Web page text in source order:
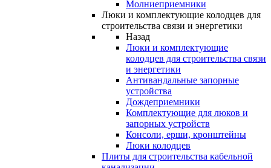
Молниеприемники
Люки и комплектующие колодцев для
строительства связи и энергетики
Назад
Люки и комплектующие
колодцев для строительства связи
и энергетики
Антивандальные запорные
устройства
Дождеприемники
Комплектующие для люков и
запорных устройств
Консоли, ерши, кронштейны
Люки колодцев
Плиты для строительства кабельной